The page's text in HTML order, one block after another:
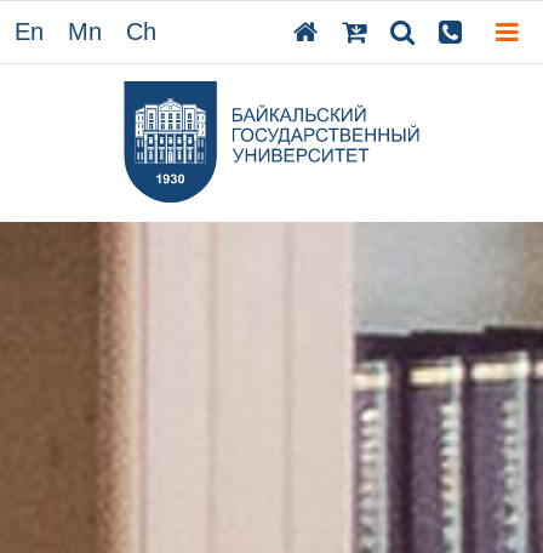
En Mn Ch